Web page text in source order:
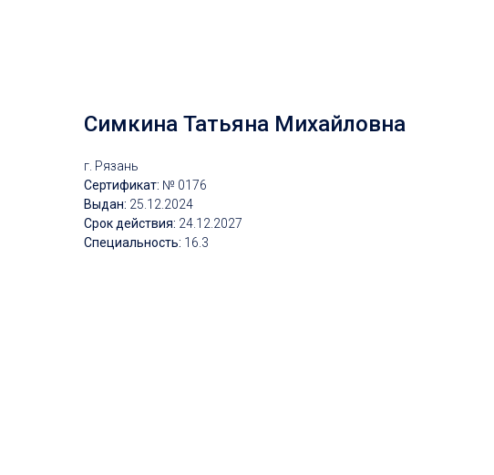
Симкина Татьяна Михайловна
г. Рязань
Сертификат: № 0176
Выдан: 25.12.2024
Срок действия: 24.12.2027
Специальность: 16.3